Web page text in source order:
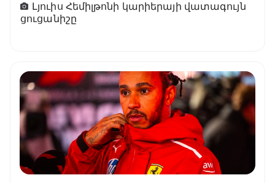
Լյուիս Հեմիլթոնի կարիերայի վատագույն
ցուցանիշը